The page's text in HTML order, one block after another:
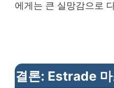
에게는 큰 실망감으로
결론: Estrade